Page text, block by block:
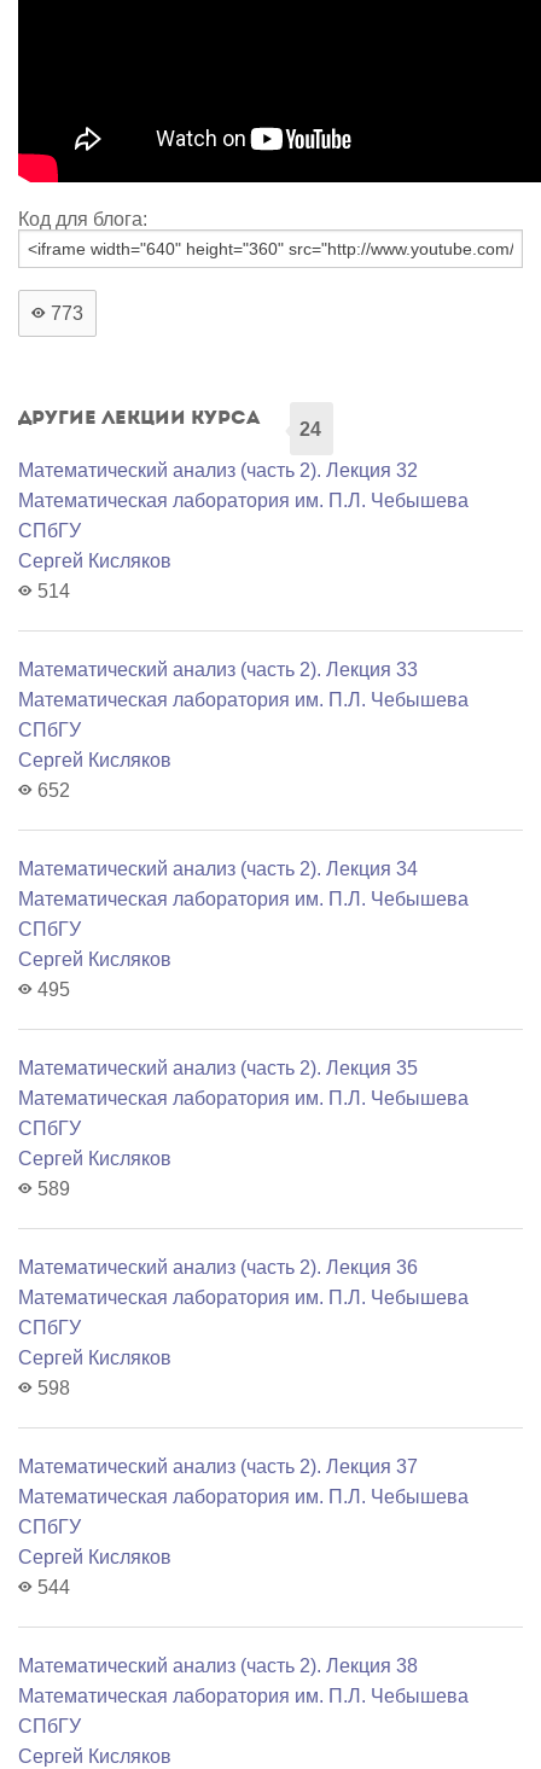
Код для блога:
773
Другие лекции курса
24
Математический анализ (часть 2). Лекция 32
Математичеcкая лаборатория им. П.Л. Чебышева
СПбГУ
Сергей Кисляков
514
Математический анализ (часть 2). Лекция 33
Математичеcкая лаборатория им. П.Л. Чебышева
СПбГУ
Сергей Кисляков
652
Математический анализ (часть 2). Лекция 34
Математичеcкая лаборатория им. П.Л. Чебышева
СПбГУ
Сергей Кисляков
495
Математический анализ (часть 2). Лекция 35
Математичеcкая лаборатория им. П.Л. Чебышева
СПбГУ
Сергей Кисляков
589
Математический анализ (часть 2). Лекция 36
Математичеcкая лаборатория им. П.Л. Чебышева
СПбГУ
Сергей Кисляков
598
Математический анализ (часть 2). Лекция 37
Математичеcкая лаборатория им. П.Л. Чебышева
СПбГУ
Сергей Кисляков
544
Математический анализ (часть 2). Лекция 38
Математичеcкая лаборатория им. П.Л. Чебышева
СПбГУ
Сергей Кисляков